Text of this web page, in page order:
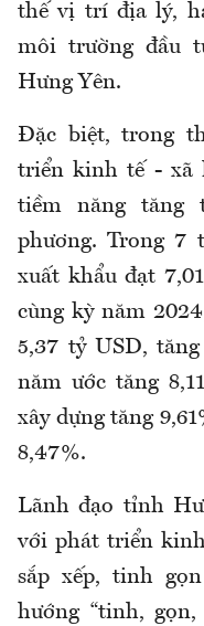
thế vị trí địa lý,
môi trường đầu
Hưng Yên.
Đặc biệt, trong
triển kinh tế - xã
tiềm năng tăng
phương. Trong 7
xuất khẩu đạt
cùng kỳ năm
5,37 tỷ USD,
năm ước tăng
xây dựng tăng
8,47%.
Lãnh đạo tỉnh
với phát triển
sắp xếp, tinh
hướng “tinh,